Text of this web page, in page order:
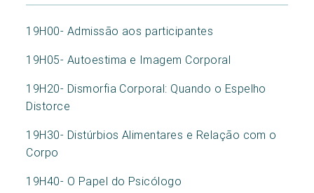
19H00- Admissão aos participantes
19H05- Autoestima e Imagem Corporal
19H20- Dismorfia Corporal: Quando o Espelho
Distorce
19H30- Distúrbios Alimentares e Relação com o
Corpo
19H40- O Papel do Psicólogo